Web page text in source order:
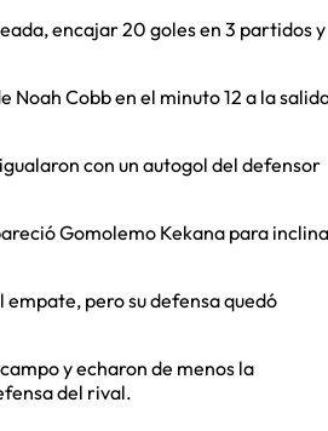
encajar 20 goles en 3 partidos y
Noah Cobb en el minuto 12 a la
con un autogol del defensor
Gomolemo Kekana para
empate, pero su defensa quedó
y echaron de menos la
del rival.